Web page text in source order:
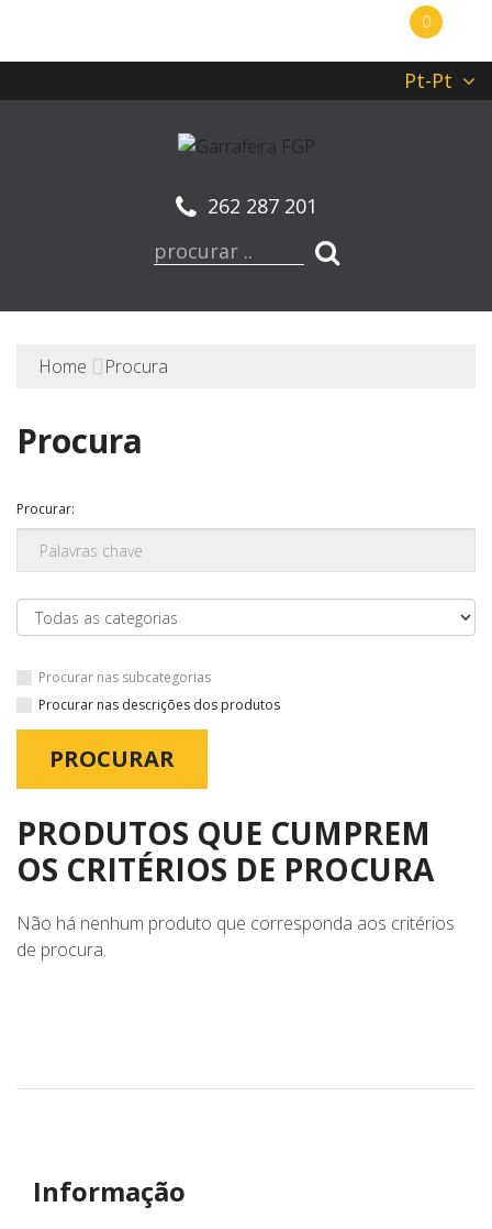
0
Pt-Pt
262 287 201
Home Procura
Procura
Procurar:
Procurar nas subcategorias
Procurar nas descrições dos produtos
PRODUTOS QUE CUMPREM
OS CRITÉRIOS DE PROCURA
Não há nenhum produto que corresponda aos critérios
de procura.
Informação